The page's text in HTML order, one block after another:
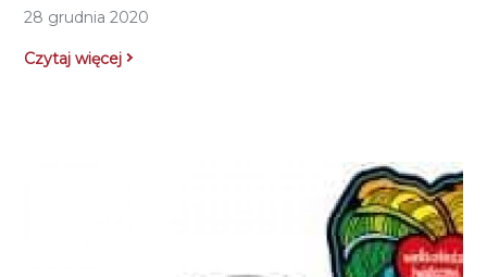
28 grudnia 2020
Czytaj więcej